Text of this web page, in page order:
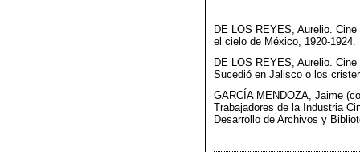
DE LOS REYES, Aurelio.
el cielo de México, 1920-
DE LOS REYES, Aurelio.
Sucedió en Jalisco o los
GARCÍA MENDOZA, Jaime
Trabajadores de la Industria
Desarrollo de Archivos y